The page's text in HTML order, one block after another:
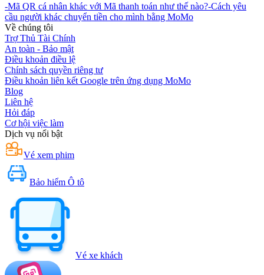
-Mã QR cá nhân khác với Mã thanh toán như thế nào?-Cách yêu
cầu người khác chuyển tiền cho mình bằng MoMo
Về chúng tôi
Trợ Thủ Tài Chính
An toàn - Bảo mật
Điều khoản điều lệ
Chính sách quyền riêng tư
Điều khoản liên kết Google trên ứng dụng MoMo
Blog
Liên hệ
Hỏi đáp
Cơ hội việc làm
Dịch vụ nổi bật
Vé xem phim
Bảo hiểm Ô tô
Vé xe khách